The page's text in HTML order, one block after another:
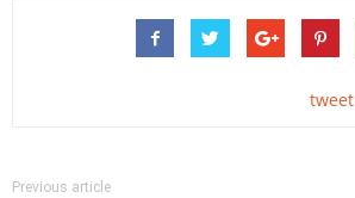
tweet
Previous article